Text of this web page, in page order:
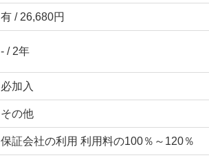
有 / 26,680円
- / 2年
必加入
その他
保証会社の利用 利用料の100％～120％